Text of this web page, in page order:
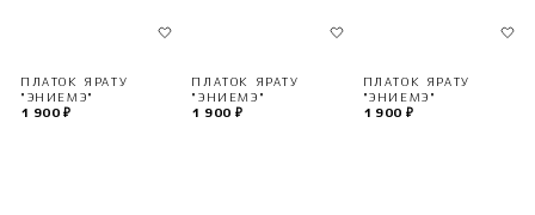
ПЛАТОК ЯРАТУ
"ЭНИЕМЭ"
1 900 ₽
ПЛАТОК ЯРАТУ
"ЭНИЕМЭ"
1 900 ₽
ПЛАТОК ЯРАТУ
"ЭНИЕМЭ"
1 900 ₽